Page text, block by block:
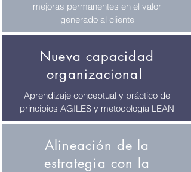
mejoras permanentes en el valor
generado al cliente
Nueva capacidad
organizacional
Aprendizaje conceptual y práctico de
principios AGILES y metodología LEAN
Alineación de la
estrategia con la